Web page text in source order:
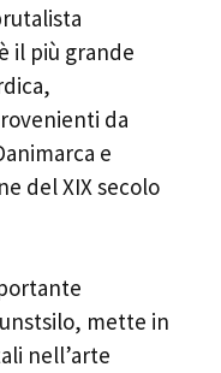
il più grande
da
e
del XIX secolo
mette in
nell’arte